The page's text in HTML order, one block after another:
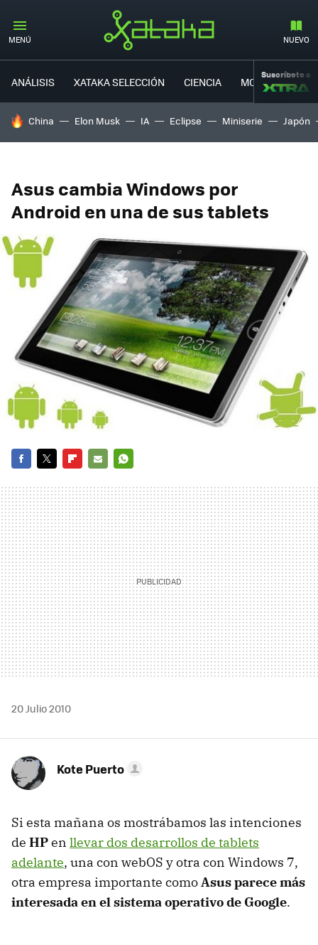
MENÚ NUEVO
ANÁLISIS XATAKA SELECCIÓN CIENCIA MOVILIDAD
Suscríbete a
HOY SE HABLA DE
China Elon Musk IA Eclipse Miniserie Japón
Asus cambia Windows por
Android en una de sus tablets
MAIL
20 Julio 2010
Kote Puerto
Si esta mañana os mostrábamos las intenciones
de HPen llevar dos desarrollos de tablets
adelante, una con webOS y otra con Windows 7,
otra empresa importante comoAsus parece más
interesada en el sistema operativo de Google.